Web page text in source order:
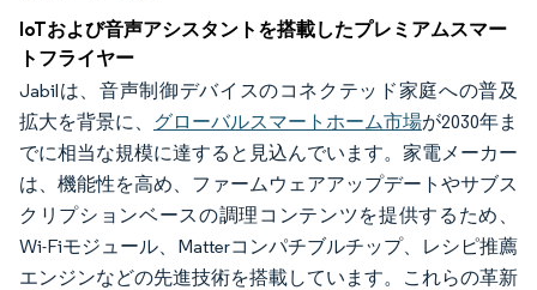
IoTおよび音声アシスタントを搭載したプレミアムスマー
トフライヤー
Jabilは、音声制御デバイスのコネクテッド家庭への普及
拡大を背景に、 グローバルスマートホーム市場が2030年ま
でに相当な規模に達すると見込んでいます。家電メーカー
は、機能性を高め、ファームウェアアップデートやサブス
クリプションベースの調理コンテンツを提供するため、
Wi-Fiモジュール、Matterコンパチブルチップ、レシピ推薦
エンジンなどの先進技術を搭載しています。これらの革新